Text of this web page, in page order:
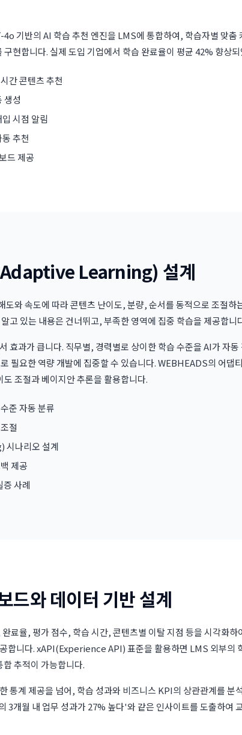
기반의 AI 학습 추천 엔진을 LMS에 통합하여, 학습자별 맞춤
현합니다. 실제 도입 기업에서 학습 완료율이 평균 42% 향상
간 콘텐츠 추천
생성
시점 알림
추천
드 제공
Learning) 설계
도와 속도에 따라 콘텐츠 난이도, 분량, 순서를 동적으로 조절하
고 있는 내용은 건너뛰고, 부족한 영역에 집중 학습을 제공합니
효과가 큽니다. 직무별, 경력별로 상이한 학습 수준을 AI가 자
필요한 역량 개발에 집중할 수 있습니다. WEBHEADS의 어댑
조절과 베이지안 추론을 활용합니다.
준 자동 분류
절
시나리오 설계
제공
증 사례
드와 데이터 기반 설계
료율, 평가 점수, 학습 시간, 콘텐츠별 이탈 지점 등을 시각화하
합니다. xAPI(Experience API) 표준을 활용하면 LMS 외부의
추적이 가능합니다.
통계 제공을 넘어, 학습 성과와 비즈니스 KPI의 상관관계를 분
3개월 내 업무 성과가 27% 높다'와 같은 인사이트를 도출하여